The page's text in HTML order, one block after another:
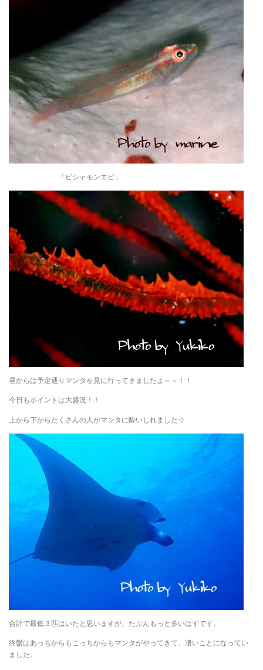
「ビシャモンエビ」
昼からは予定通りマンタを見に行ってきましたよ～～！！
今日もポイントは大盛況！！
上から下からたくさんの人がマンタに酔いしれました☆
合計で最低３匹はいたと思いますが、たぶんもっと多いはずです。
終盤はあっちからもこっちからもマンタがやってきて、凄いことになってい
ました。